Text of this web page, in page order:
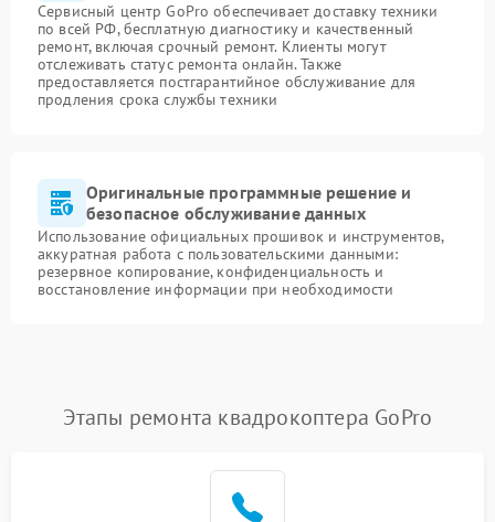
Сервисный центр GoPro обеспечивает доставку техники
по всей РФ, бесплатную диагностику и качественный
ремонт, включая срочный ремонт. Клиенты могут
отслеживать статус ремонта онлайн. Также
предоставляется постгарантийное обслуживание для
продления срока службы техники
Оригинальные программные решение и
безопасное обслуживание данных
Использование официальных прошивок и инструментов,
аккуратная работа с пользовательскими данными:
резервное копирование, конфиденциальность и
восстановление информации при необходимости
Этапы ремонта квадрокоптера GoPro